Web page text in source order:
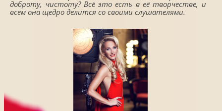
доброту, чистоту? Всё это есть в её творчестве, и
всем она щедро делится со своими слушателями.